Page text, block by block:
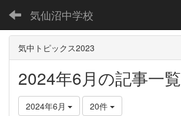
気仙沼中学校
気中トピックス2023
2024年6月の記事一覧
2024年6月 20件